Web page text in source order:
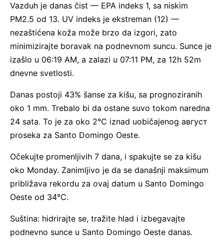
Vazduh je danas čist — EPA indeks 1, sa niskim
PM2.5 od 13. UV indeks je ekstreman (12) —
nezaštićena koža može brzo da izgori, zato
minimizirajte boravak na podnevnom suncu. Sunce je
izašlo u 06:19 AM, a zalazi u 07:11 PM, za 12h 52m
dnevne svetlosti.
Danas postoji 43% šanse za kišu, sa prognoziranih
oko 1 mm. Trebalo bi da ostane suvo tokom naredna
24 sata. To je za oko 2°C iznad uobičajenog август
proseka za Santo Domingo Oeste.
Očekujte promenljivih 7 dana, i spakujte se za kišu
oko Monday. Zanimljivo je da se današnji maksimum
približava rekordu za ovaj datum u Santo Domingo
Oeste od 34°C.
Suština: hidrirajte se, tražite hlad i izbegavajte
podnevno sunce u Santo Domingo Oeste danas.